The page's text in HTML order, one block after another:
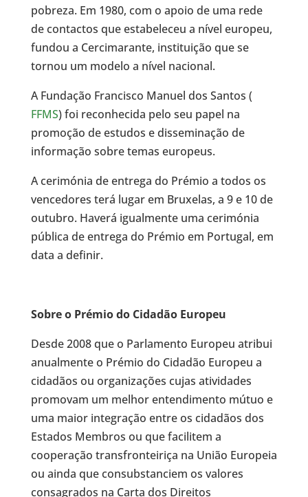
pobreza. Em 1980, com o apoio de uma rede
de contactos que estabeleceu a nível europeu,
fundou a Cercimarante, instituição que se
tornou um modelo a nível nacional.
A Fundação Francisco Manuel dos Santos (
FFMS) foi reconhecida pelo seu papel na
promoção de estudos e disseminação de
informação sobre temas europeus.
A cerimónia de entrega do Prémio a todos os
vencedores terá lugar em Bruxelas, a 9 e 10 de
outubro. Haverá igualmente uma cerimónia
pública de entrega do Prémio em Portugal, em
data a definir.
Sobre o Prémio do Cidadão Europeu
Desde 2008 que o Parlamento Europeu atribui
anualmente o Prémio do Cidadão Europeu a
cidadãos ou organizações cujas atividades
promovam um melhor entendimento mútuo e
uma maior integração entre os cidadãos dos
Estados Membros ou que facilitem a
cooperação transfronteiriça na União Europeia
ou ainda que consubstanciem os valores
consagrados na Carta dos Direitos